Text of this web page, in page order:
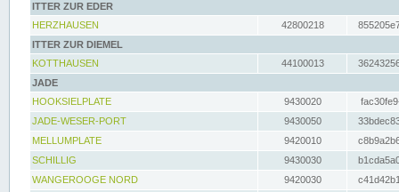
ITTER ZUR EDER
HERZHAUSEN
42800218
ITTER ZUR DIEMEL
KOTTHAUSEN
44100013
JADE
HOOKSIELPLATE
9430020
JADE-WESER-PORT
9430050
MELLUMPLATE
9420010
SCHILLIG
9430030
WANGEROOGE NORD
9420030